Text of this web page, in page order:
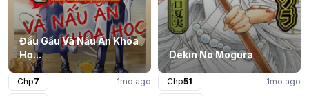
Đầu Gấu Và Nấu Ăn Khoa
Họ...
Chp7
1mo ago
Dekin No Mogura
Chp51
1mo ago